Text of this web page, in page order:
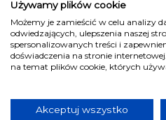
Kontakt
Polityka prywatności
ekoszalin.pl
Używamy plików cookie
Możemy je zamieścić w celu analizy
odwiedzających, ulepszenia naszej
spersonalizowanych treści i
doświadczenia na stronie
na temat plików cookie, których
Akceptuj wszystko